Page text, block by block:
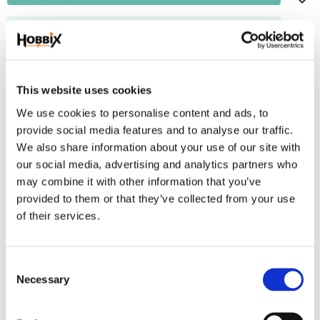
This website uses cookies
We use cookies to personalise content and ads, to
provide social media features and to analyse our traffic.
We also share information about your use of our site with
our social media, advertising and analytics partners who
may combine it with other information that you’ve
provided to them or that they’ve collected from your use
of their services.
Necessary
Frakt 69:-
Lagerstatus
249 m i lager
Artikelnr
ID-89
Paracord tillverkad i USA 100% nylon. Brottstyrka 550 lbs. ~ 250 kg,.-7
innertrådar. Tjocklek 3,2-4 mm.